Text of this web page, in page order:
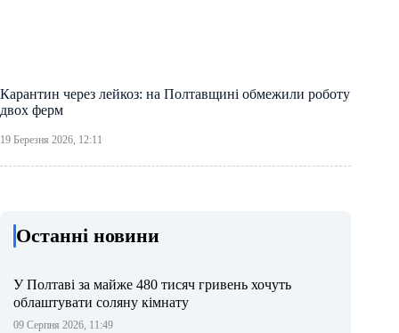
Карантин через лейкоз: на Полтавщині обмежили роботу
двох ферм
19 Березня 2026, 12:11
Останні новини
У Полтаві за майже 480 тисяч гривень хочуть
облаштувати соляну кімнату
09 Серпня 2026, 11:49